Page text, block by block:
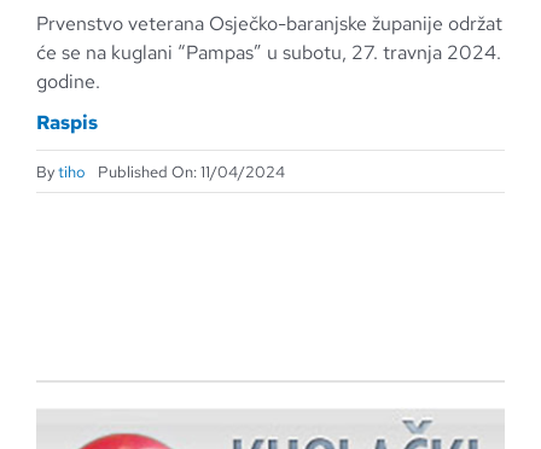
Prvenstvo veterana Osječko-baranjske županije održat
će se na kuglani “Pampas” u subotu, 27. travnja 2024.
godine.
Raspis
Bytiho Published On: 11/04/2024